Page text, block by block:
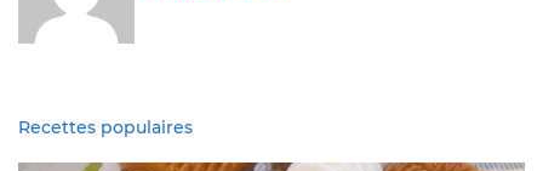
Recettes populaires